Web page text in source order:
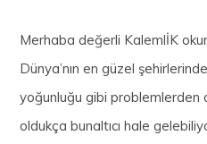
Merhaba değerli KalemlİK
Dünya’nın en güzel
yoğunluğu gibi problemlerden
oldukça bunaltıcı hale